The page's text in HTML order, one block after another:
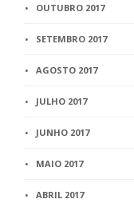
OUTUBRO 2017
SETEMBRO 2017
AGOSTO 2017
JULHO 2017
JUNHO 2017
MAIO 2017
ABRIL 2017